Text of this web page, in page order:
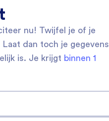
nu! Twijfel je of je
dan toch je gegevens
is. Je krijgt binnen 1